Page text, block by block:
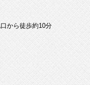
から徒歩約10分